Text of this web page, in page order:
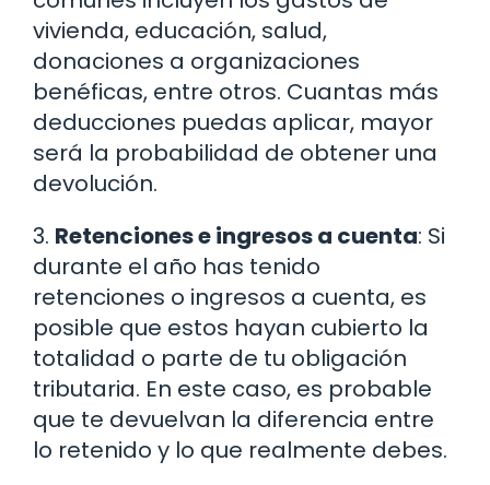
vivienda, educación, salud,
donaciones a organizaciones
benéficas, entre otros. Cuantas más
deducciones puedas aplicar, mayor
será la probabilidad de obtener una
devolución.
3. Retenciones e ingresos a cuenta: Si
durante el año has tenido
retenciones o ingresos a cuenta, es
posible que estos hayan cubierto la
totalidad o parte de tu obligación
tributaria. En este caso, es probable
que te devuelvan la diferencia entre
lo retenido y lo que realmente debes.